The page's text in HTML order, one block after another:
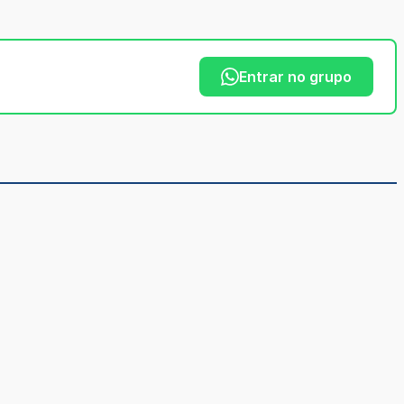
Entrar no grupo